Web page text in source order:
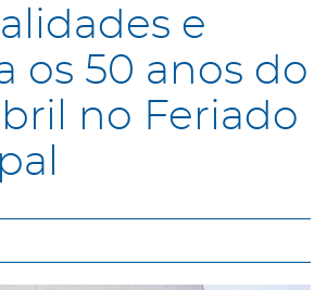
e
os 50 anos do
no Feriado